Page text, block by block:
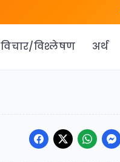
विचार/विश्लेषण अर्थ